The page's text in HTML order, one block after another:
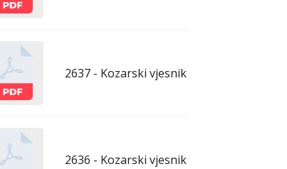
2637 - Kozarski vjesnik - 17.4.2026.
2636 - Kozarski vjesnik - 10.4.2026.